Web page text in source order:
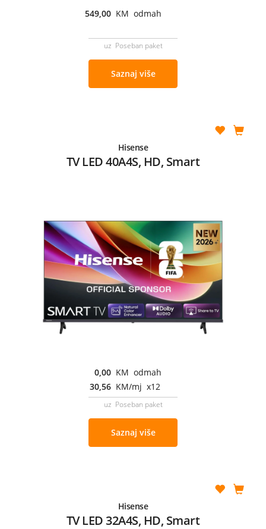
549,00 KM odmah
uz Poseban paket
Saznaj više
Hisense
TV LED 40A4S, HD, Smart
0,00 KM odmah
30,56 KM/mj x12
uz Poseban paket
Saznaj više
Hisense
TV LED 32A4S, HD, Smart